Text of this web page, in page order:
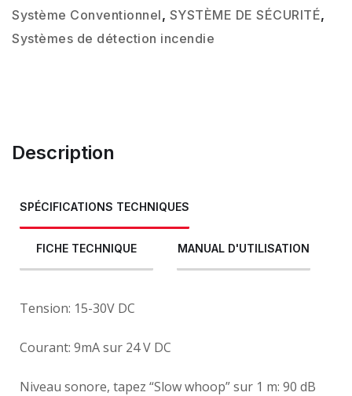
Système Conventionnel, SYSTÈME DE SÉCURITÉ,
Systèmes de détection incendie
Description
SPÉCIFICATIONS TECHNIQUES
FICHE TECHNIQUE MANUAL D'UTILISATION
Tension: 15-30V DC
Courant: 9mA sur 24 V DC
Niveau sonore, tapez “Slow whoop” sur 1 m: 90 dB